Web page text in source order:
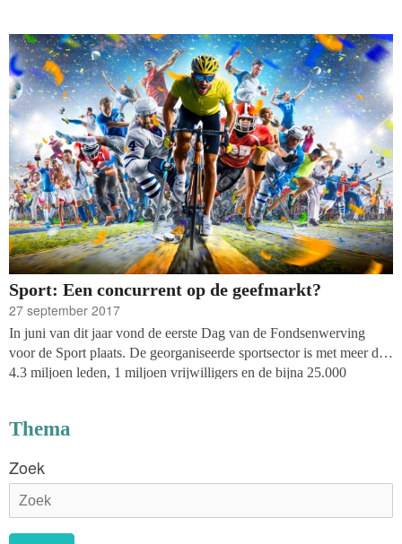
geen goed inzicht in wat er precies aan de hand is. Het leek ons een
aardig idee om eens achter de schermen van een nog wat minder
bekend doneerplatform te kijken.
Sport: Een concurrent op de geefmarkt?
27 september 2017
In juni van dit jaar vond de eerste Dag van de Fondsenwerving
voor de Sport plaats. De georganiseerde sportsector is met meer dan
4.3 miljoen leden, 1 miljoen vrijwilligers en de bijna 25.000
organisatiestructuur met 74 sportbonden die lid zijn van
lokaal stevig verankerd, met in iedere gemeente wel een aantal
dezelfde sport aanbieden.
Thema
Zoek